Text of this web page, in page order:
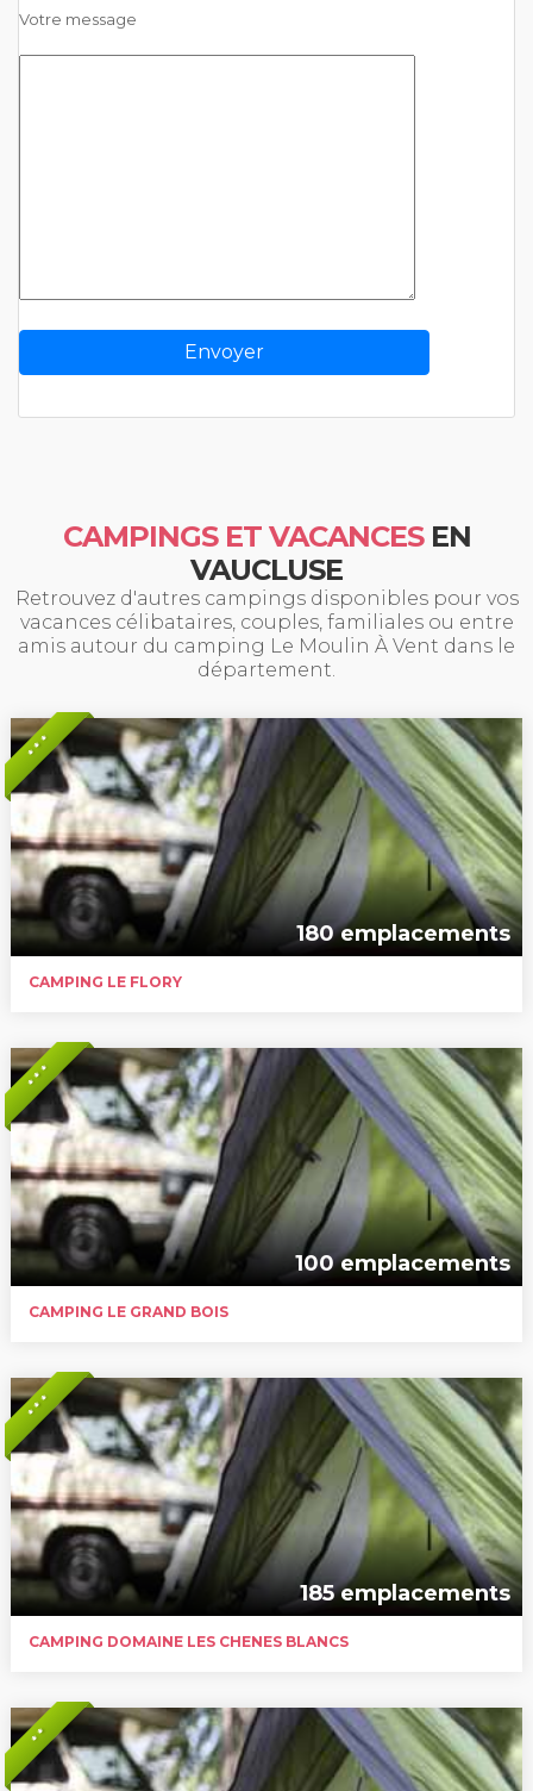
Votre message
CAMPINGS ET VACANCESEN
VAUCLUSE
Retrouvez d'autres campings disponibles pour vos
vacances célibataires, couples, familiales ou entre
amis autour du camping Le Moulin À Vent dans le
département.
* * *
180 emplacements
CAMPING LE FLORY
* * *
100 emplacements
CAMPING LE GRAND BOIS
* * *
185 emplacements
CAMPING DOMAINE LES CHENES BLANCS
* *